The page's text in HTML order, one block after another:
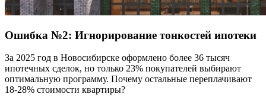
Ошибка №2: Игнорирование тонкостей ипотеки
За 2025 год в Новосибирске оформлено более 36 тысяч
ипотечных сделок, но только 23% покупателей выбирают
оптимальную программу. Почему остальные переплачивают
18-28% стоимости квартиры?